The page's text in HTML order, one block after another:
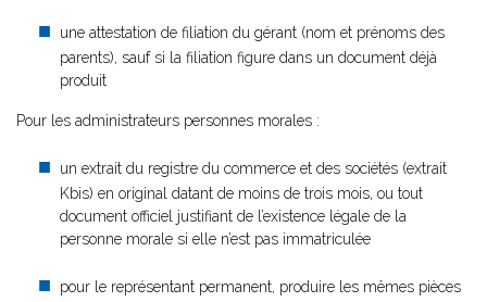
une attestation de filiation du gérant (nom et prénoms des
parents), sauf si la filiation figure dans un document déjà
produit
Pour les administrateurs personnes morales :
un extrait du registre du commerce et des sociétés (extrait
Kbis) en original datant de moins de trois mois, ou tout
document officiel justifiant de l’existence légale de la
personne morale si elle n’est pas immatriculée
pour le représentant permanent, produire les mêmes pièces